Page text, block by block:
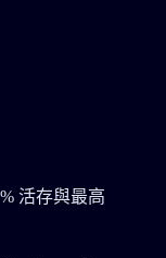
活存與最高